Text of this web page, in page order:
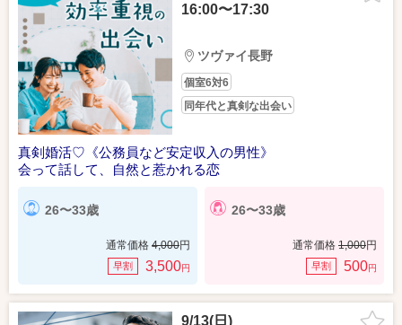
16:00〜17:30
ツヴァイ長野
個室6対6
同年代と真剣な出会い
真剣婚活♡《公務員など安定収入の男性》
会って話して、自然と惹かれる恋
26〜33歳
通常価格 4,000円
早割 3,500円
26〜33歳
通常価格 1,000円
早割 500円
9/13(日)